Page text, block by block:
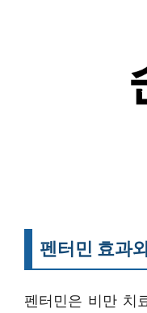
펜터민 효과
펜터민은 비만 치